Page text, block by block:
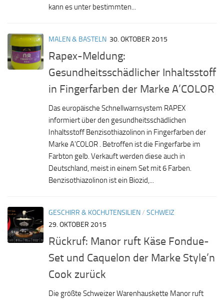
kann es unter bestimmten...
MALEN & BASTELN 30. OKTOBER 2015
Rapex-Meldung:
Gesundheitsschädlicher Inhaltsstoff
in Fingerfarben der Marke A’COLOR
Das europäische Schnellwarnsystem RAPEX
informiert über den gesundheitsschädlichen
Inhaltsstoff Benzisothiazolinon in Fingerfarben der
Marke A’COLOR . Betroffen ist die Fingerfarbe im
Farbton gelb. Verkauft werden diese auch in
Deutschland, meist in einem Set mit 6 Farben.
Benzisothiazolinon ist ein Biozid,...
GESCHIRR & KOCHUTENSILIEN/ SCHWEIZ
29. OKTOBER 2015
Rückruf: Manor ruft Käse Fondue-
Set und Caquelon der Marke Style’n
Cook zurück
Die größte Schweizer Warenhauskette Manor ruft